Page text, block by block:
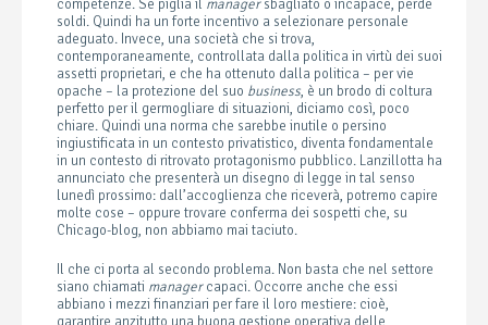
competenze. Se piglia il managersbagliato o incapace, perde
soldi. Quindi ha un forte incentivo a selezionare personale
adeguato. Invece, una società che si trova,
contemporaneamente, controllata dalla politica in virtù dei suoi
assetti proprietari, e che ha ottenuto dalla politica – per vie
opache – la protezione del suo business, è un brodo di coltura
perfetto per il germogliare di situazioni, diciamo così, poco
chiare. Quindi una norma che sarebbe inutile o persino
ingiustificata in un contesto privatistico, diventa fondamentale
in un contesto di ritrovato protagonismo pubblico. Lanzillotta ha
annunciato che presenterà un disegno di legge in tal senso
lunedì prossimo: dall’accoglienza che riceverà, potremo capire
molte cose – oppure trovare conferma dei sospetti che, su
Chicago-blog, non abbiamo mai taciuto.
Il che ci porta al secondo problema. Non basta che nel settore
siano chiamati managercapaci. Occorre anche che essi
abbiano i mezzi finanziari per fare il loro mestiere: cioè,